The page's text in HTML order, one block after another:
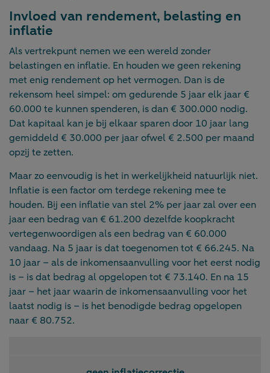
Invloed van rendement, belasting en
inflatie
Als vertrekpunt nemen we een wereld zonder
belastingen en inflatie. En houden we geen rekening
met enig rendement op het vermogen. Dan is de
rekensom heel simpel: om gedurende 5 jaar elk jaar €
60.000 te kunnen spenderen, is dan € 300.000 nodig.
Dat kapitaal kan je bij elkaar sparen door 10 jaar lang
gemiddeld € 30.000 per jaar ofwel € 2.500 per maand
opzij te zetten.
Maar zo eenvoudig is het in werkelijkheid natuurlijk niet.
Inflatie is een factor om terdege rekening mee te
houden. Bij een inflatie van stel 2% per jaar zal over een
jaar een bedrag van € 61.200 dezelfde koopkracht
vertegenwoordigen als een bedrag van € 60.000
vandaag. Na 5 jaar is dat toegenomen tot € 66.245. Na
10 jaar – als de inkomensaanvulling voor het eerst nodig
is – is dat bedrag al opgelopen tot € 73.140. En na 15
jaar – het jaar waarin de inkomensaanvulling voor het
laatst nodig is – is het benodigde bedrag opgelopen
naar € 80.752.